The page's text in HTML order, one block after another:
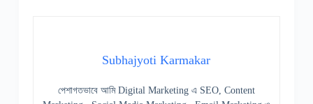
Subhajyoti Karmakar
পেশাগতভাবে আমি Digital Marketing এ SEO, Content